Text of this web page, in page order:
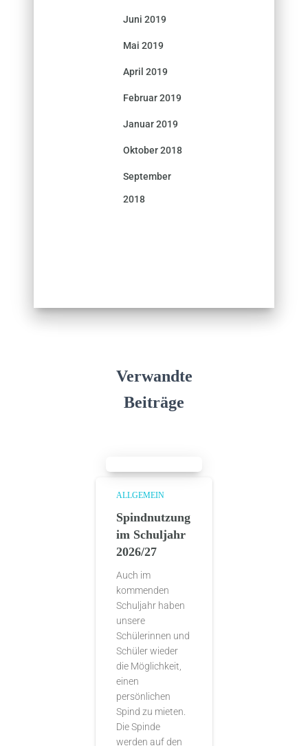
Juni 2019
Mai 2019
April 2019
Februar 2019
Januar 2019
Oktober 2018
September
2018
Verwandte
Beiträge
ALLGEMEIN
Spindnutzung
im Schuljahr
2026/27
Auch im
kommenden
Schuljahr haben
unsere
Schülerinnen und
Schüler wieder
die Möglichkeit,
einen
persönlichen
Spind zu mieten.
Die Spinde
werden auf den